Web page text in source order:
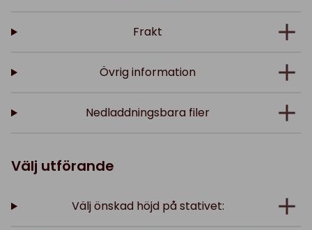
Frakt
Övrig information
Nedladdningsbara filer
Välj utförande
Välj önskad höjd på stativet: